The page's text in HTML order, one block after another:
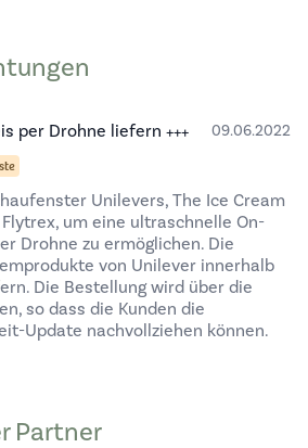
per Drohne liefern +++ 09.06.2022
Unilevers, The Ice Cream
um eine ultraschnelle On-
Drohne zu ermöglichen. Die
von Unilever innerhalb
Die Bestellung wird über die
so dass die Kunden die
Update nachvollziehen können.
Partner